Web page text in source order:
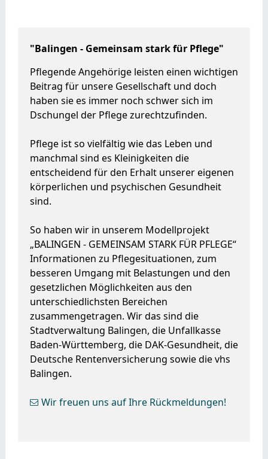
"Balingen - Gemeinsam stark für Pflege"
Pflegende Angehörige leisten einen wichtigen
Beitrag für unsere Gesellschaft und doch
haben sie es immer noch schwer sich im
Dschungel der Pflege zurechtzufinden.
Pflege ist so vielfältig wie das Leben und
manchmal sind es Kleinigkeiten die
entscheidend für den Erhalt unserer eigenen
körperlichen und psychischen Gesundheit
sind.
So haben wir in unserem Modellprojekt
„BALINGEN - GEMEINSAM STARK FÜR PFLEGE“
Informationen zu Pflegesituationen, zum
besseren Umgang mit Belastungen und den
gesetzlichen Möglichkeiten aus den
unterschiedlichsten Bereichen
zusammengetragen. Wir das sind die
Stadtverwaltung Balingen, die Unfallkasse
Baden-Württemberg, die DAK-Gesundheit, die
Deutsche Rentenversicherung sowie die vhs
Balingen.
Wir freuen uns auf Ihre Rückmeldungen!